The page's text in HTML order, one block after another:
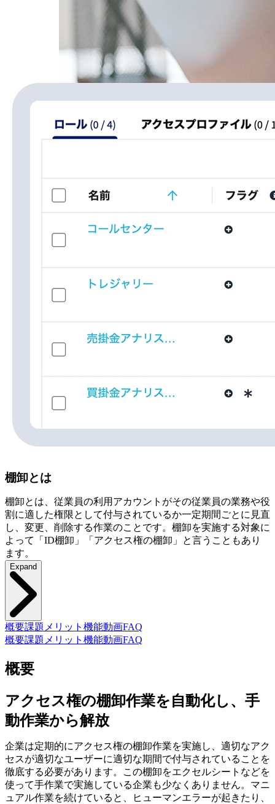
棚卸とは
棚卸とは、従業員の利用アカウントがその従業員の業務や役
割に適した権限として付与されているか一定期間ごとに見直
し、変更、削除する作業のことです。棚卸を実施する対象に
よって「ID棚卸」「アクセス権の棚卸」と言うこともあり
ます。
Expand
概要課題 メリット 機能動画FAQ
概要課題 メリット 機能動画FAQ
概要
アクセス権の棚卸作業を自動化し、手
動作業から解放
企業は定期的にアクセス権の棚卸作業を実施し、適切なアク
セスが適切なユーザーに適切な期間で付与されていることを
徹底する必要があります。この棚卸をエクセルシートなどを
使って手作業で実施している企業も少なくありません。マニ
ュアル作業を続けていると、ヒューマンエラーが起きたり、